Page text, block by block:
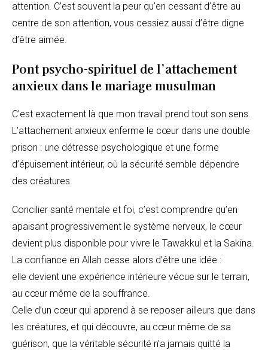
attention. C’est souvent la peur qu’en cessant d’être au
centre de son attention, vous cessiez aussi d’être digne
d’être aimée.
Pont psycho-spirituel de l’attachement
anxieux dans le mariage musulman
C’est exactement là que mon travail prend tout son sens.
L’attachement anxieux enferme le cœur dans une double
prison : une détresse psychologique et une forme
d’épuisement intérieur, où la sécurité semble dépendre
des créatures.
Concilier santé mentale et foi, c’est comprendre qu’en
apaisant progressivement le système nerveux, le cœur
devient plus disponible pour vivre le Tawakkul et la Sakina.
La confiance en Allah cesse alors d’être une idée :
elle devient une expérience intérieure vécue sur le terrain,
au cœur même de la souffrance.
Celle d’un cœur qui apprend à se reposer ailleurs que dans
les créatures, et qui découvre, au cœur même de sa
guérison, que la véritable sécurité n’a jamais quitté la